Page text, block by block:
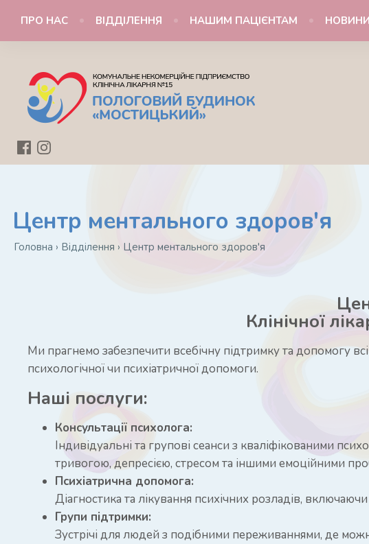
ПРО НАС ВІДДІЛЕННЯ НАШИМ ПАЦІЄНТАМ НОВИНИ
Центр ментального здоров'я
Головна › Відділення › Центр ментального здоров'я
Клінічної
Ми прагнемо забезпечити всебічну підтримку та допомогу
психологічної чи психіатричної допомоги.
Наші послуги:
Консультації психолога:
Індивідуальні та групові сеанси з кваліфікованими
тривогою, депресією, стресом та іншими емоційними
Психіатрична допомога:
Діагностика та лікування психічних розладів,
Групи підтримки:
Зустрічі для людей з подібними переживаннями, де